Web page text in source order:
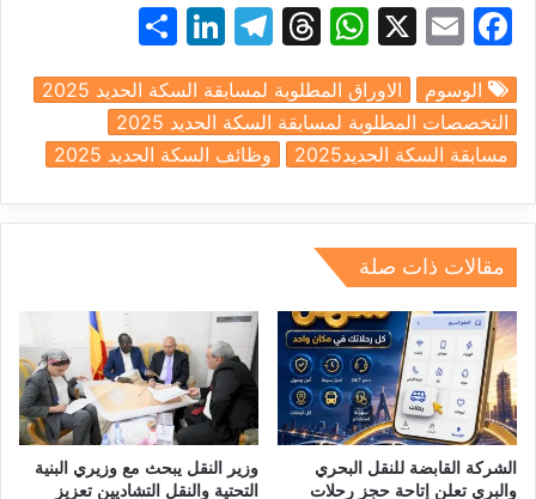
F
c
e
b
o
o
k
E
ai
l
X
W
at
s
A
p
p
T
e
a
d
s
T
e
gr
a
m
Li
k
e
dI
n
ar
e
الوسوم
الاوراق المطلوبة لمسابقة السكة الحديد 2025
التخصصات المطلوبة لمسابقة السكة الحديد 2025
مسابقة السكة الحديد2025
وظائف السكة الحديد 2025
مقالات ذات صلة
الشركة القابضة للنقل البحري
والبري تعلن إتاحة حجز رحلات
وزير النقل يبحث مع وزيري البنية
التحتية والنقل التشاديين تعزيز